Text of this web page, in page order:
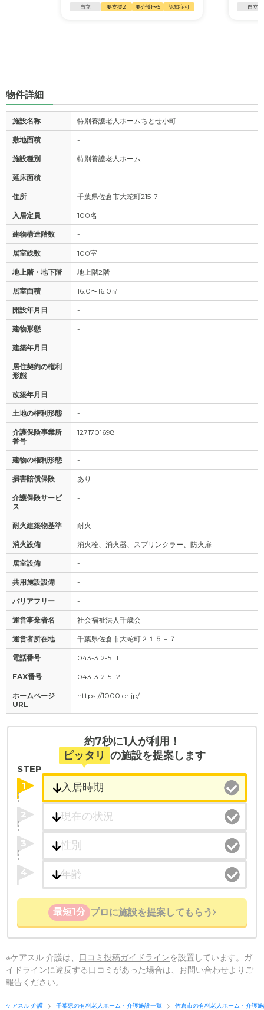
自立 要支援2 要介護1〜5 認知症可 自立
物件詳細
施設名称 特別養護老人ホームちとせ小町
敷地面積 -
施設種別 特別養護老人ホーム
延床面積 -
住所 千葉県佐倉市大蛇町215-7
入居定員 100名
建物構造階数 -
居室総数 100室
地上階・地下階 地上階2階
居室面積 16.0〜16.0㎡
開設年月日 -
建物形態 -
建築年月日 -
居住契約の権利
形態
-
改築年月日 -
土地の権利形態 -
介護保険事業所
番号
1271701698
建物の権利形態 -
損害賠償保険 あり
介護保険サービ
ス
-
耐火建築物基準 耐火
消火設備 消火栓、消火器、スプリンクラー、防火扉
居室設備 -
共用施設設備 -
バリアフリー -
運営事業者名 社会福祉法人千歳会
運営者所在地 千葉県佐倉市大蛇町２１５－７
電話番号 043-312-5111
FAX番号 043-312-5112
ホームページ
URL
https://1000.or.jp/
約7秒に1人が利用！
ピッタリ の施設を提案します
STEP
1
2
3
4
最短1分 プロに施設を提案してもらう
※ケアスル 介護は、 口コミ投稿ガイドラインを設置しています。ガ
イドラインに違反する口コミがあった場合は、お問い合わせよりご
報告ください。
ケアスル 介護 千葉県の有料老人ホーム・介護施設一覧 佐倉市の有料老人ホーム・介護